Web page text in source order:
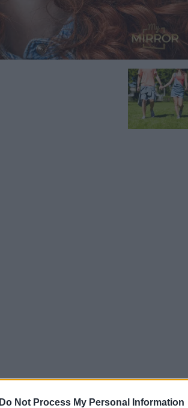
Do Not Process My Personal Information